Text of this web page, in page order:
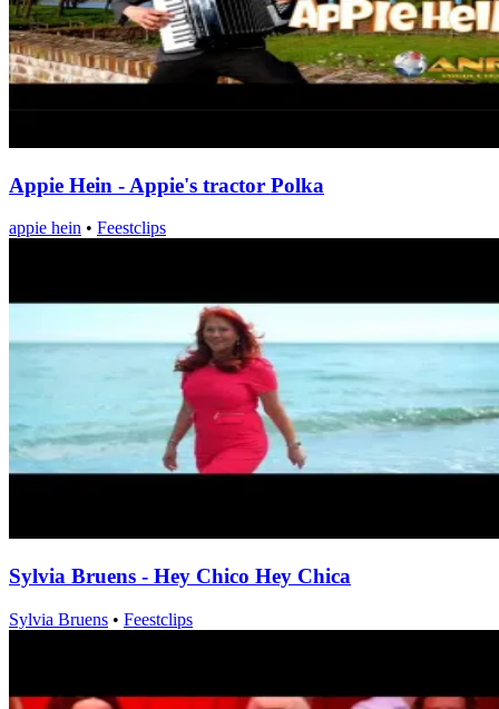
Appie Hein - Appie's tractor Polka
appie hein • Feestclips
Sylvia Bruens - Hey Chico Hey Chica
Sylvia Bruens • Feestclips